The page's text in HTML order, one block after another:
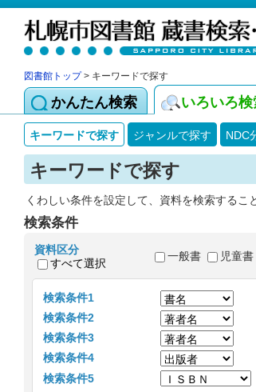
図書館トップ> キーワードで探す
かんたん検索 いろいろ検
キーワードで探す ジャンルで探す NDC
キーワードで探す
くわしい条件を設定して、資料を検索するこ
検索条件
資料区分
すべて選択
一般書 児童書
検索条件1
検索条件2
検索条件3
検索条件4
検索条件5